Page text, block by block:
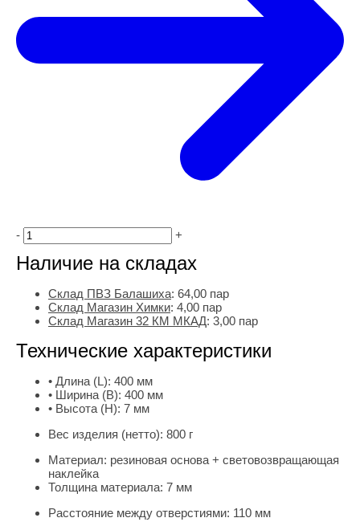
- +
Наличие на складах
Склад ПВЗ Балашиха: 64,00 пар
Склад Магазин Химки: 4,00 пар
Склад Магазин 32 КМ МКАД: 3,00 пар
Технические характеристики
• Длина (L): 400 мм
• Ширина (B): 400 мм
• Высота (H): 7 мм
Вес изделия (нетто): 800 г
Материал: резиновая основа + световозвращающая
наклейка
Толщина материала: 7 мм
Расстояние между отверстиями: 110 мм